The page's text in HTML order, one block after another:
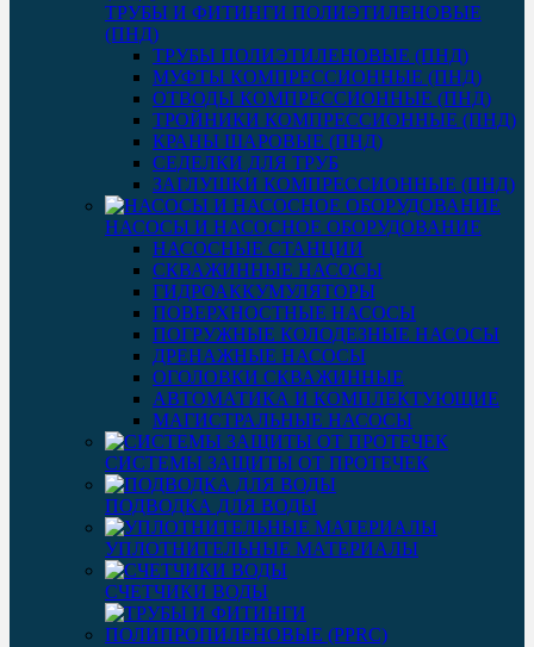
ТРУБЫ И ФИТИНГИ ПОЛИЭТИЛЕНОВЫЕ
(ПНД)
ТРУБЫ ПОЛИЭТИЛЕНОВЫЕ (ПНД)
МУФТЫ КОМПРЕССИОННЫЕ (ПНД)
ОТВОДЫ КОМПРЕССИОННЫЕ (ПНД)
ТРОЙНИКИ КОМПРЕССИОННЫЕ (ПНД)
КРАНЫ ШАРОВЫЕ (ПНД)
СЕДЕЛКИ ДЛЯ ТРУБ
ЗАГЛУШКИ КОМПРЕССИОННЫЕ (ПНД)
НАСОСЫ И НАСОСНОЕ ОБОРУДОВАНИЕ
НАСОСНЫЕ СТАНЦИИ
СКВАЖИННЫЕ НАСОСЫ
ГИДРОАККУМУЛЯТОРЫ
ПОВЕРХНОСТНЫЕ НАСОСЫ
ПОГРУЖНЫЕ КОЛОДЕЗНЫЕ НАСОСЫ
ДРЕНАЖНЫЕ НАСОСЫ
ОГОЛОВКИ СКВАЖИННЫЕ
АВТОМАТИКА И КОМПЛЕКТУЮЩИЕ
МАГИСТРАЛЬНЫЕ НАСОСЫ
СИСТЕМЫ ЗАЩИТЫ ОТ ПРОТЕЧЕК
ПОДВОДКА ДЛЯ ВОДЫ
УПЛОТНИТЕЛЬНЫЕ МАТЕРИАЛЫ
СЧЕТЧИКИ ВОДЫ